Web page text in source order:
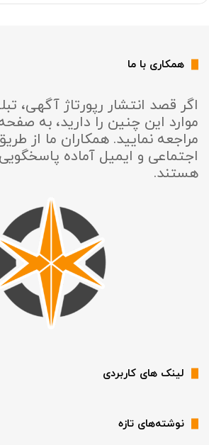
همکاری با ما
اگر قصد انتشار رپورتاژ آگهی،
موارد این چنین را دارید، به
مراجعه نمایید. همکاران ما از
اجتماعی و ایمیل آماده
هستند.
لینک های کاربردی
نوشته‌های تازه